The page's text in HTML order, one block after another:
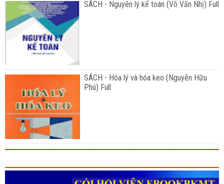
SÁCH - Nguyên lý kế toán (Võ Văn Nhị) Full
SÁCH - Hóa lý và hóa keo (Nguyễn Hữu
Phú) Full